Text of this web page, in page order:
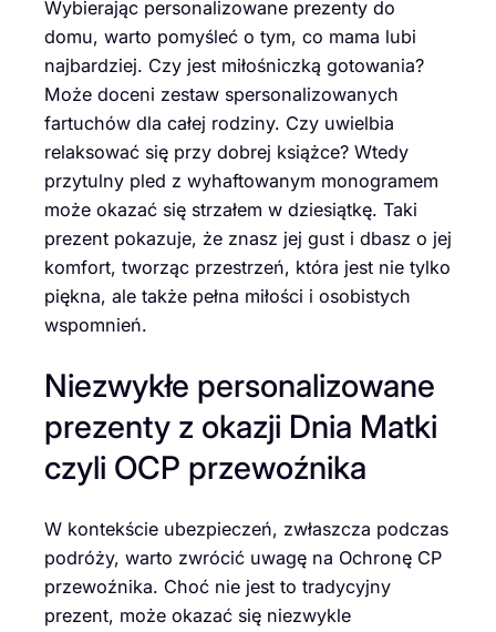
Wybierając personalizowane prezenty do
domu, warto pomyśleć o tym, co mama lubi
najbardziej. Czy jest miłośniczką gotowania?
Może doceni zestaw spersonalizowanych
fartuchów dla całej rodziny. Czy uwielbia
relaksować się przy dobrej książce? Wtedy
przytulny pled z wyhaftowanym monogramem
może okazać się strzałem w dziesiątkę. Taki
prezent pokazuje, że znasz jej gust i dbasz o jej
komfort, tworząc przestrzeń, która jest nie tylko
piękna, ale także pełna miłości i osobistych
wspomnień.
Niezwykłe personalizowane
prezenty z okazji Dnia Matki
czyli OCP przewoźnika
W kontekście ubezpieczeń, zwłaszcza podczas
podróży, warto zwrócić uwagę na Ochronę CP
przewoźnika. Choć nie jest to tradycyjny
prezent, może okazać się niezwykle